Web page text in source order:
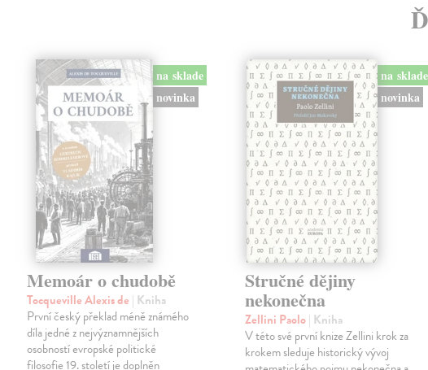
na sklade
novinka
Memoár o chudobě
Tocqueville Alexis de | Kniha
První český překlad méně známého
díla jedné z nejvýznamnějších
osobností evropské politické
filosofie 19. století je doplněn
na sklade
novinka
Stručné dějiny
nekonečna
Zellini Paolo| Kniha
V této své první knize Zellini krok za
krokem sleduje historický vývoj